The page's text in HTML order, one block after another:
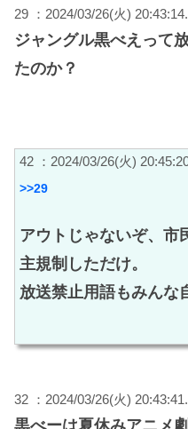
29 ：2024/03/26(火)
ジャングル黒べえって
たのか？
42 ：2024/03/26(火)
>>29
アウトじゃないぞ、市
主規制しただけ。
放送禁止用語もみんな
32 ：2024/03/26(火)
黒べーは夏休みアニメ